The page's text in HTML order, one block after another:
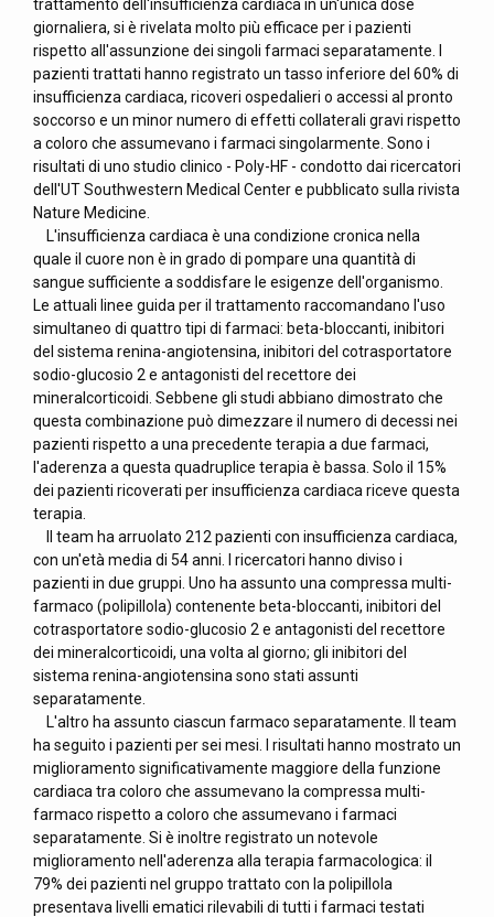
trattamento dell'insufficienza cardiaca in un'unica dose
giornaliera, si è rivelata molto più efficace per i pazienti
rispetto all'assunzione dei singoli farmaci separatamente. I
pazienti trattati hanno registrato un tasso inferiore del 60% di
insufficienza cardiaca, ricoveri ospedalieri o accessi al pronto
soccorso e un minor numero di effetti collaterali gravi rispetto
a coloro che assumevano i farmaci singolarmente. Sono i
risultati di uno studio clinico - Poly-HF - condotto dai ricercatori
dell'UT Southwestern Medical Center e pubblicato sulla rivista
Nature Medicine.
L'insufficienza cardiaca è una condizione cronica nella
quale il cuore non è in grado di pompare una quantità di
sangue sufficiente a soddisfare le esigenze dell'organismo.
Le attuali linee guida per il trattamento raccomandano l'uso
simultaneo di quattro tipi di farmaci: beta-bloccanti, inibitori
del sistema renina-angiotensina, inibitori del cotrasportatore
sodio-glucosio 2 e antagonisti del recettore dei
mineralcorticoidi. Sebbene gli studi abbiano dimostrato che
questa combinazione può dimezzare il numero di decessi nei
pazienti rispetto a una precedente terapia a due farmaci,
l'aderenza a questa quadruplice terapia è bassa. Solo il 15%
dei pazienti ricoverati per insufficienza cardiaca riceve questa
terapia.
Il team ha arruolato 212 pazienti con insufficienza cardiaca,
con un'età media di 54 anni. I ricercatori hanno diviso i
pazienti in due gruppi. Uno ha assunto una compressa multi-
farmaco (polipillola) contenente beta-bloccanti, inibitori del
cotrasportatore sodio-glucosio 2 e antagonisti del recettore
dei mineralcorticoidi, una volta al giorno; gli inibitori del
sistema renina-angiotensina sono stati assunti
separatamente.
L'altro ha assunto ciascun farmaco separatamente. Il team
ha seguito i pazienti per sei mesi. I risultati hanno mostrato un
miglioramento significativamente maggiore della funzione
cardiaca tra coloro che assumevano la compressa multi-
farmaco rispetto a coloro che assumevano i farmaci
separatamente. Si è inoltre registrato un notevole
miglioramento nell'aderenza alla terapia farmacologica: il
79% dei pazienti nel gruppo trattato con la polipillola
presentava livelli ematici rilevabili di tutti i farmaci testati